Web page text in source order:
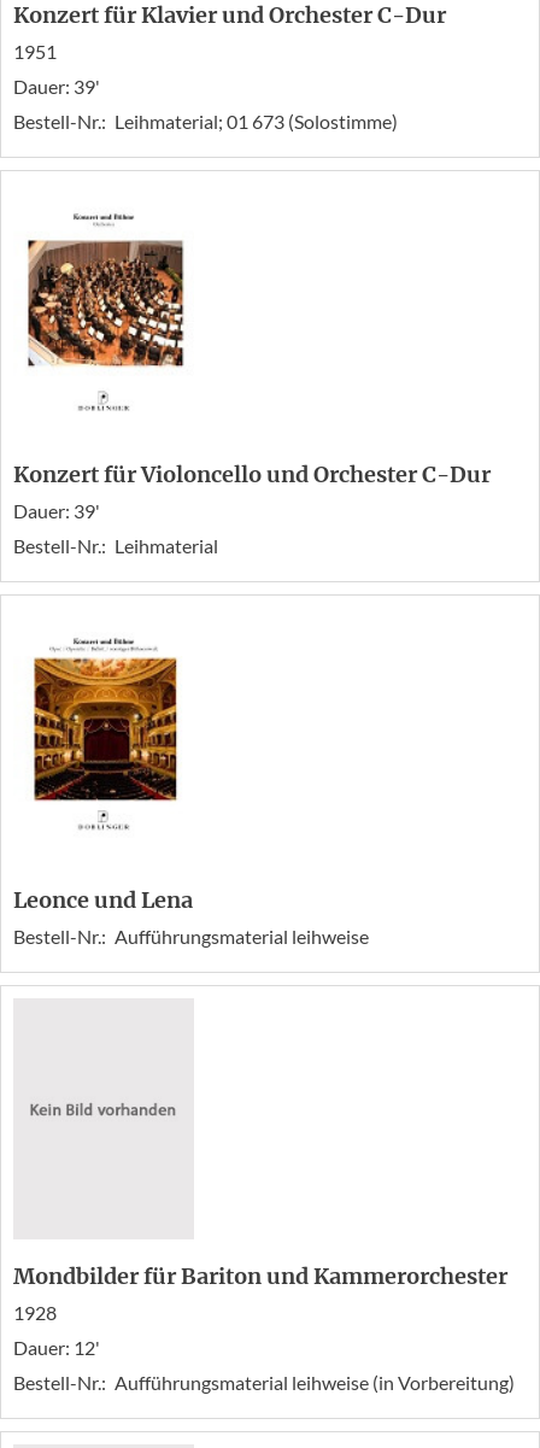
Konzert für Klavier und Orchester C-Dur
1951
Dauer: 39'
Bestell-Nr.: Leihmaterial; 01 673 (Solostimme)
Konzert für Violoncello und Orchester C-Dur
Dauer: 39'
Bestell-Nr.: Leihmaterial
Leonce und Lena
Bestell-Nr.: Aufführungsmaterial leihweise
Mondbilder für Bariton und Kammerorchester
1928
Dauer: 12'
Bestell-Nr.: Aufführungsmaterial leihweise (in Vorbereitung)